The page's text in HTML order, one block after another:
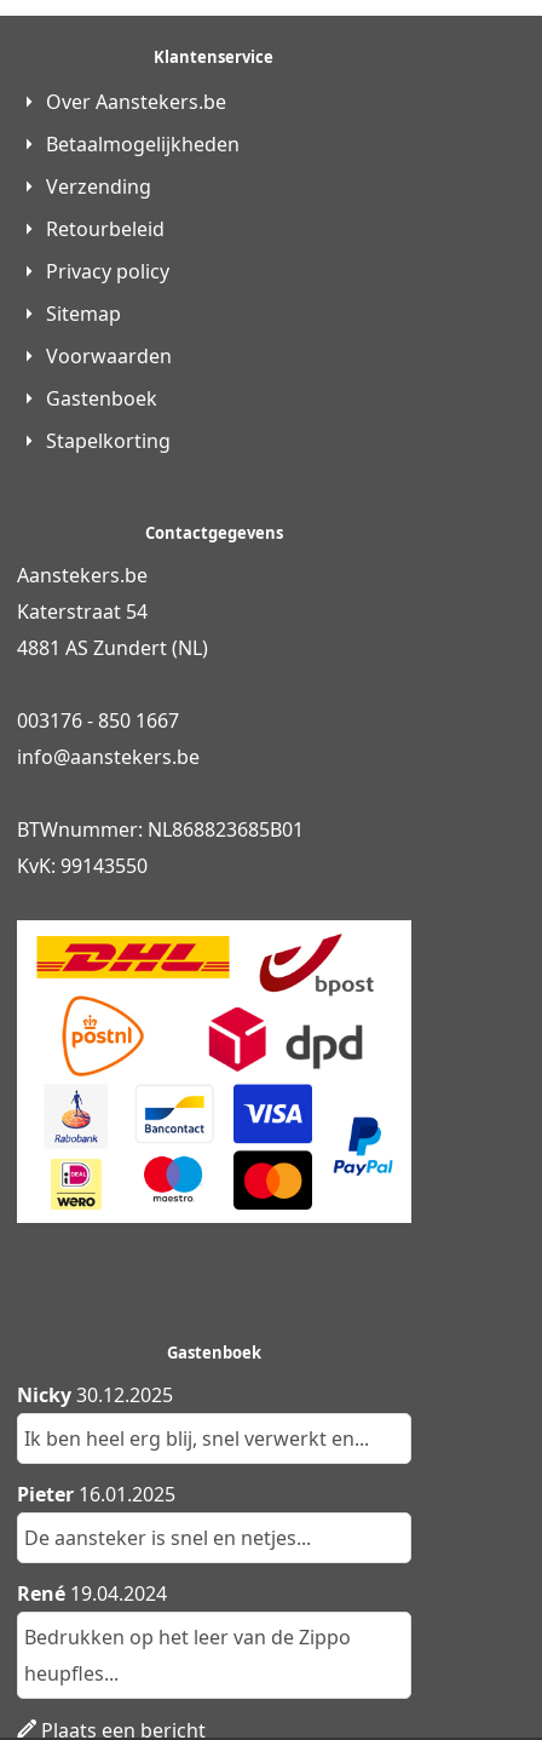
Klantenservice
Over Aanstekers.be
Betaalmogelijkheden
Verzending
Retourbeleid
Privacy policy
Sitemap
Voorwaarden
Gastenboek
Stapelkorting
Contactgegevens
Aanstekers.be
Katerstraat 54
4881 AS Zundert (NL)
003176 - 850 1667
info@aanstekers.be
BTWnummer: NL868823685B01
KvK: 99143550
Gastenboek
Nicky30.12.2025
Ik ben heel erg blij, snel verwerkt en...
Pieter 16.01.2025
De aansteker is snel en netjes...
René 19.04.2024
Bedrukken op het leer van de Zippo
heupfles...
Plaats een bericht